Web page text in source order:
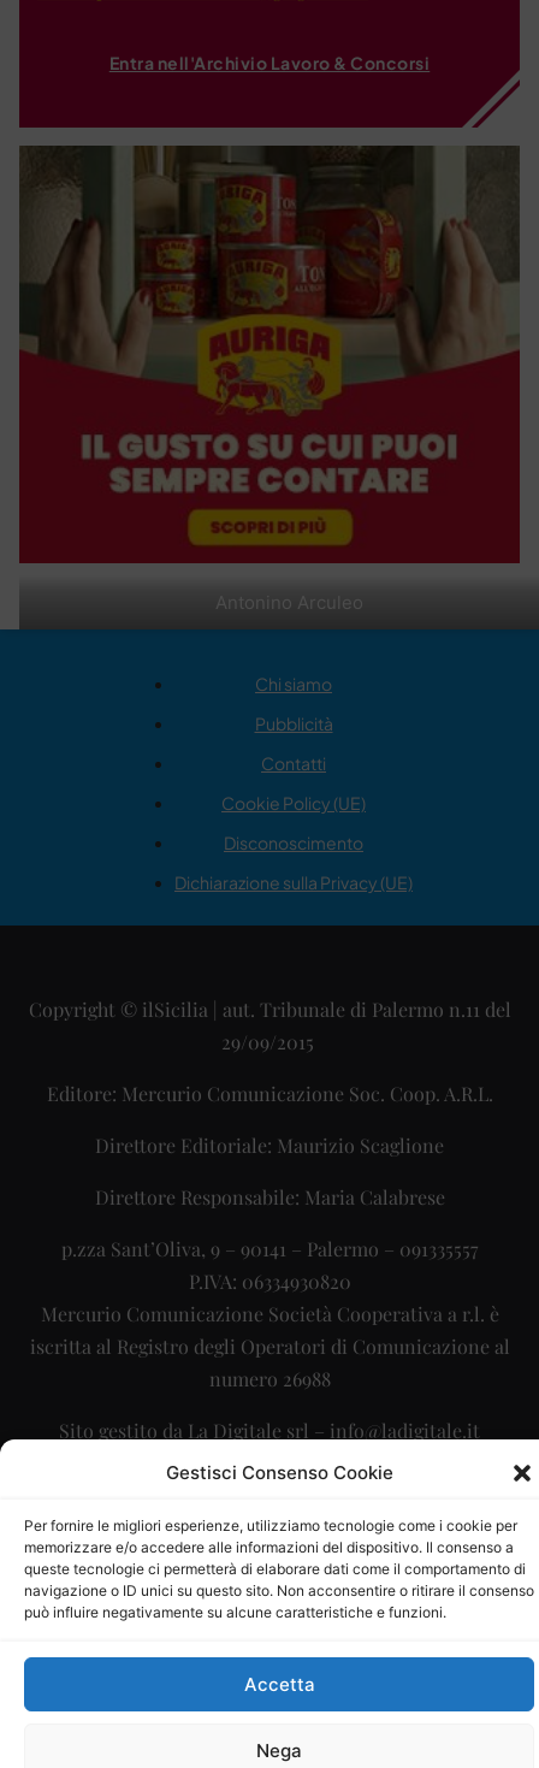
Gestisci Consenso Cookie
Per fornire le migliori esperienze, utilizziamo tecnologie come i cookie per
memorizzare e/o accedere alle informazioni del dispositivo. Il consenso a
queste tecnologie ci permetterà di elaborare dati come il comportamento di
navigazione o ID unici su questo sito. Non acconsentire o ritirare il consenso
può influire negativamente su alcune caratteristiche e funzioni.
Accetta
Nega
Antonino Arculeo
Entra nell'Archivio Lavoro & Concorsi
Chi siamo
Pubblicità
Contatti
Cookie Policy (UE)
Disconoscimento
Dichiarazione sulla Privacy (UE)
Copyright © ilSicilia | aut. Tribunale di Palermo n.11 del
29/09/2015
Editore: Mercurio Comunicazione Soc. Coop. A.R.L.
Direttore Editoriale: Maurizio Scaglione
Direttore Responsabile: Maria Calabrese
p.zza Sant’Oliva, 9 – 90141 – Palermo – 091335557
P.IVA: 06334930820
Mercurio Comunicazione Società Cooperativa a r.l. è
iscritta al Registro degli Operatori di Comunicazione al
numero 26988
Sito gestito da La Digitale srl – info@ladigitale.it